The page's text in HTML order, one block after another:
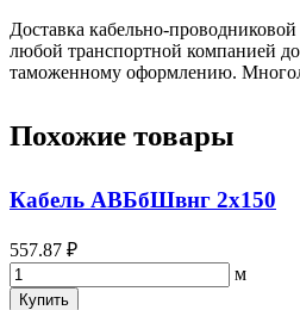
Доставка кабельно-
любой транспортной компанией
таможенному оформлению.
Похожие товары
Кабель АВБбШвнг 2х150
557.87 ₽
м
Купить